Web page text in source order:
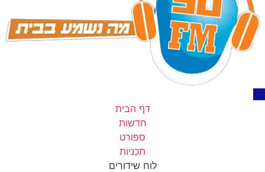
דף הבית
חדשות
ספורט
תכניות
לוח שידורים